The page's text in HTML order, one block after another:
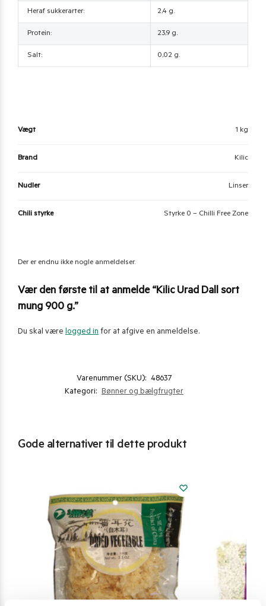
Heraf sukkerarter: 2,4 g.
Protein: 23,9 g.
Salt: 0,02 g.
Vægt 1 kg
Brand Kilic
Nudler Linser
Chili styrke Styrke 0 – Chilli Free Zone
Der er endnu ikke nogle anmeldelser.
Vær den første til at anmelde “Kilic Urad Dall sort
mung 900 g.”
Du skal være logged in for at afgive en anmeldelse.
Varenummer (SKU): 48637
Kategori: Bønner og bælgfrugter
Gode alternativer til dette produkt